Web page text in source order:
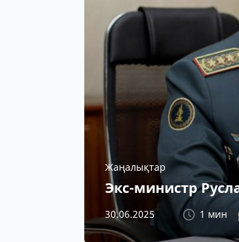
Жаңалықтар
Экс-министр
30.06.2025 1 мин